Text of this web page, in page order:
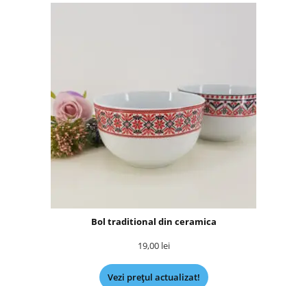
Bol traditional din ceramica
19,00 lei
Vezi prețul actualizat!